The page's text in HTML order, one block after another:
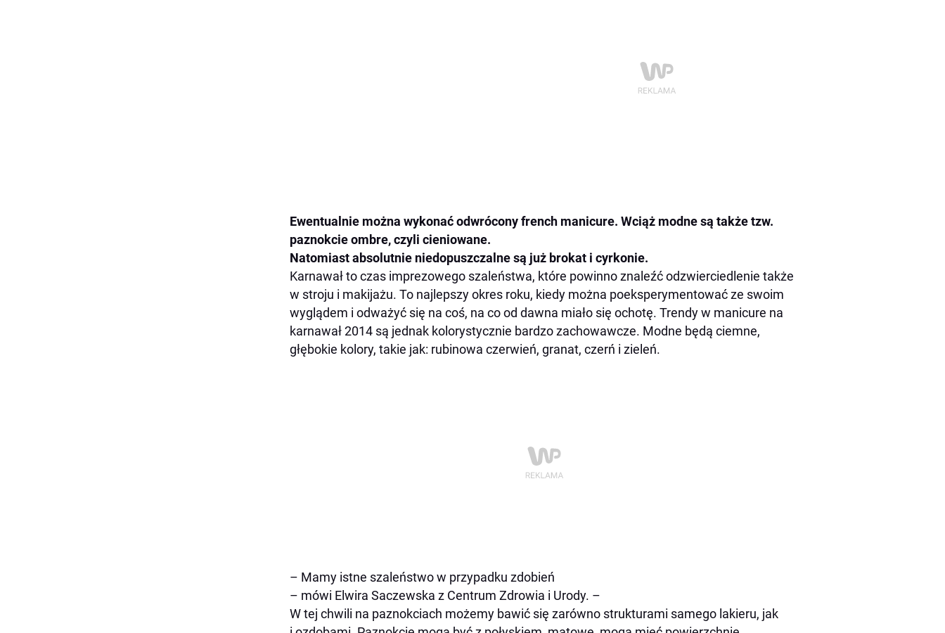
Ewentualnie można wykonać odwrócony french manicure. Wciąż modne są także tzw.
paznokcie ombre, czyli cieniowane.
Natomiast absolutnie niedopuszczalne są już brokat i cyrkonie.
Karnawał to czas imprezowego szaleństwa, które powinno znaleźć odzwierciedlenie także
w stroju i makijażu. To najlepszy okres roku, kiedy można poeksperymentować ze swoim
wyglądem i odważyć się na coś, na co od dawna miało się ochotę. Trendy w manicure na
karnawał 2014 są jednak kolorystycznie bardzo zachowawcze. Modne będą ciemne,
głębokie kolory, takie jak: rubinowa czerwień, granat, czerń i zieleń.
– Mamy istne szaleństwo w przypadku zdobień
– mówi Elwira Saczewska z Centrum Zdrowia i Urody. –
W tej chwili na paznokciach możemy bawić się zarówno strukturami samego lakieru, jak